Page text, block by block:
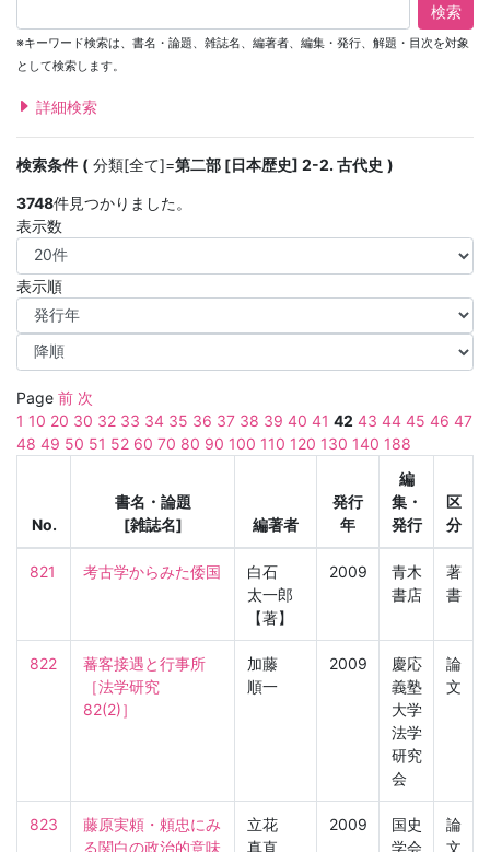
検索
※キーワード検索は、書名・論題、雑誌名、編著者、編集・発行、解題・目次を対象
として検索します。
詳細検索
検索条件 分類[全て]=第二部 [日本歴史] 2-2. 古代史
3748件見つかりました。
表示数
表示順
Page 前 次
1 10 20 30 32 33 34 35 36 37 38 39 40 41 42 43 44 45 46 47
48 49 50 51 52 60 70 80 90 100 110 120 130 140 188
No.
書名・論題
[雑誌名]
編著者
発行
年
編
集・
発行
区
分
821 考古学からみた倭国
白石
太一郎
【著】
2009
青木
書店
著
書
822
蕃客接遇と行事所
［法学研究
82(2)］
加藤
順一
2009
慶応
義塾
大学
法学
研究
会
論
文
823
藤原実頼・頼忠にみ
る関白の政治的意味
立花
真直
2009
国史
学会
論
文